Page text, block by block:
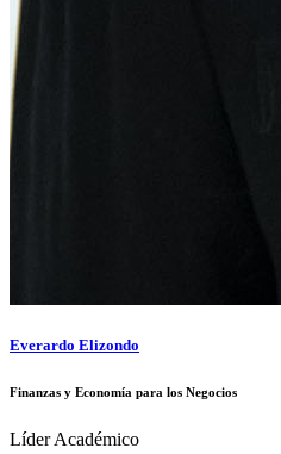
Everardo Elizondo
Finanzas y Economía para los Negocios
Líder Académico